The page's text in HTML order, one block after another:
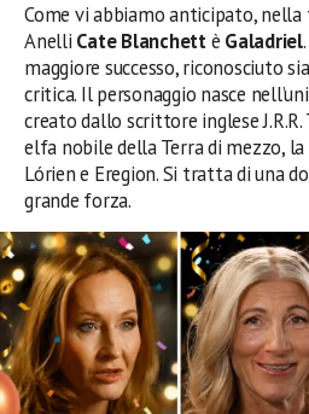
Come vi abbiamo anticipato,
Anelli Cate Blanchettè Galadriel
maggiore successo, riconosciuto
critica. Il personaggio nasce
creato dallo scrittore inglese
elfa nobile della Terra di mezzo, la
Lórien e Eregion. Si tratta di una
grande forza.